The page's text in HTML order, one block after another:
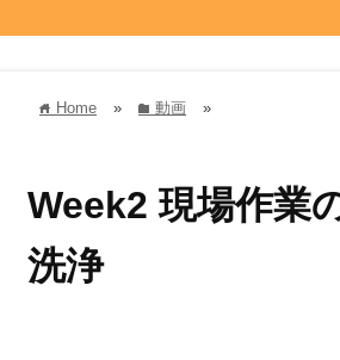
home Home » folder 動画 »
Week2 現場作業
洗浄